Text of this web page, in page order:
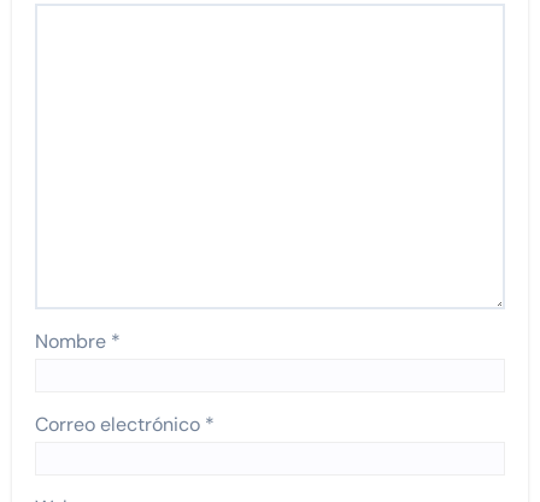
Nombre *
Correo electrónico *